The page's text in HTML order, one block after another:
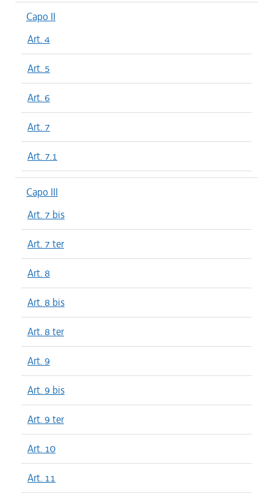
Capo II
Art. 4
Art. 5
Art. 6
Art. 7
Art. 7.1
Capo III
Art. 7 bis
Art. 7 ter
Art. 8
Art. 8 bis
Art. 8 ter
Art. 9
Art. 9 bis
Art. 9 ter
Art. 10
Art. 11